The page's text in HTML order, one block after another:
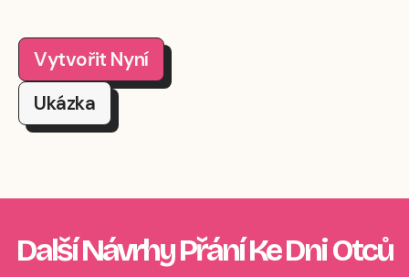
Vytvořit Nyní
Ukázka
Další Návrhy Přání Ke Dni Otců